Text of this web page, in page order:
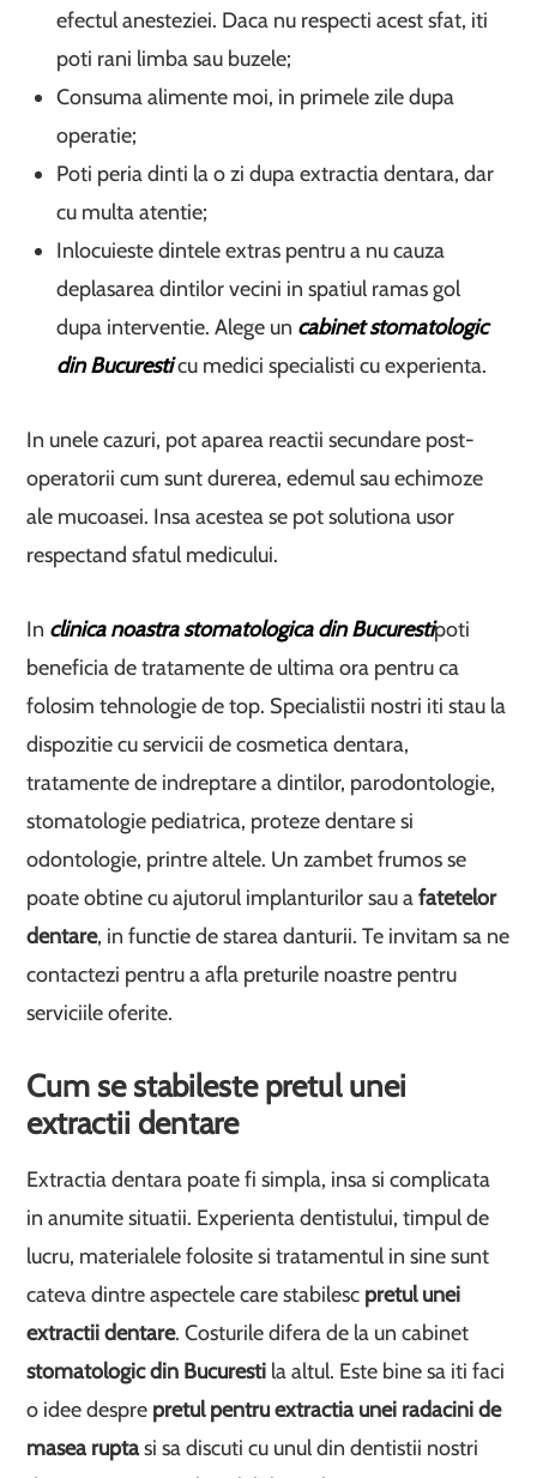
efectul anesteziei. Daca nu respecti acest sfat, iti
poti rani limba sau buzele;
Consuma alimente moi, in primele zile dupa
operatie;
Poti peria dinti la o zi dupa extractia dentara, dar
cu multa atentie;
Inlocuieste dintele extras pentru a nu cauza
deplasarea dintilor vecini in spatiul ramas gol
dupa interventie. Alege un cabinet stomatologic
din Bucuresticu medici specialisti cu experienta.
In unele cazuri, pot aparea reactii secundare post-
operatorii cum sunt durerea, edemul sau echimoze
ale mucoasei. Insa acestea se pot solutiona usor
respectand sfatul medicului.
In clinica noastra stomatologica din Bucurestipoti
beneficia de tratamente de ultima ora pentru ca
folosim tehnologie de top. Specialistii nostri iti stau la
dispozitie cu servicii de cosmetica dentara,
tratamente de indreptare a dintilor, parodontologie,
stomatologie pediatrica, proteze dentare si
odontologie, printre altele. Un zambet frumos se
poate obtine cu ajutorul implanturilor sau afatetelor
dentare, in functie de starea danturii. Te invitam sa ne
contactezi pentru a afla preturile noastre pentru
serviciile oferite.
Cum se stabileste pretul unei
extractii dentare
Extractia dentara poate fi simpla, insa si complicata
in anumite situatii. Experienta dentistului, timpul de
lucru, materialele folosite si tratamentul in sine sunt
cateva dintre aspectele care stabilesc pretul unei
extractii dentare. Costurile difera de la un cabinet
stomatologic din Bucuresti la altul. Este bine sa iti faci
o idee despre pretul pentru extractia unei radacini de
masea ruptasi sa discuti cu unul din dentistii nostri